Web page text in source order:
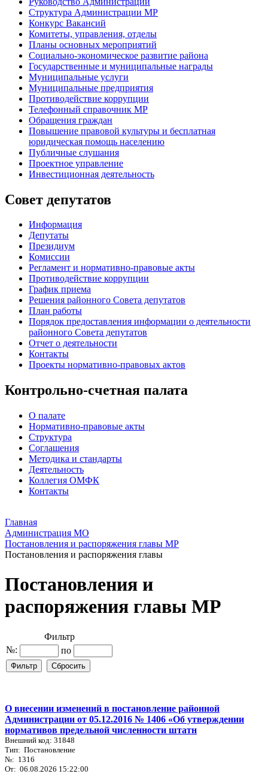
Структура Администрации МР
Конкурс Вакансий
Комитеты, управления, отделы
Планы основных мероприятий
Социально-экономическое развитие района
Государственные и муниципальные награды
Муниципальные услуги
Муниципальные предприятия
Противодействие коррупции
Телефонный справочник МР
Обращения граждан
Повышение правовой культуры и бесплатная
юридическая помощь населению
Публичные слушания
Проектное управление
Инвестиционная деятельность
Совет депутатов
Информация
Депутаты
Президиум
Комиссии
Регламент и нормативно-правовые акты
Противодействие коррупции
График приема
Решения районного Совета депутатов
План работы
Порядок предоставления информации о деятельности
районного Совета депутатов
Отчет о деятельности
Контакты
Проекты нормативно-правовых актов
Контрольно-счетная палата
О палате
Нормативно-правовые акты
Структура
Соглашения
Методика и стандарты
Деятельность
Коллегия ОМФК
Контакты
Главная
Администрация МО
Постановления и распоряжения главы МР
Постановления и распоряжения главы
Постановления и
распоряжения главы МР
Фильтр
№:
по
О внесении изменений в постановление районной
Администрации от 05.12.2016 № 1406 «Об утверждении
нормативов предельной численности штатн
Внешний код: 31848
Тип: Постановление
№: 1316
От: 06.08.2026 15:22:00